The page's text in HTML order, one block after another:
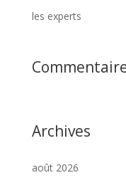
les experts
Archives
août 2026